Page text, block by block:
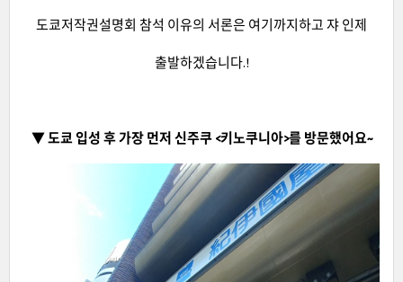
도쿄저작권설명회 참석 이유의 서론은 여기까지하고 쟈 인제
출발하겠습니다.!
▼ 도쿄 입성 후 가장 먼저 신주쿠 <키노쿠니아>를 방문했어요~